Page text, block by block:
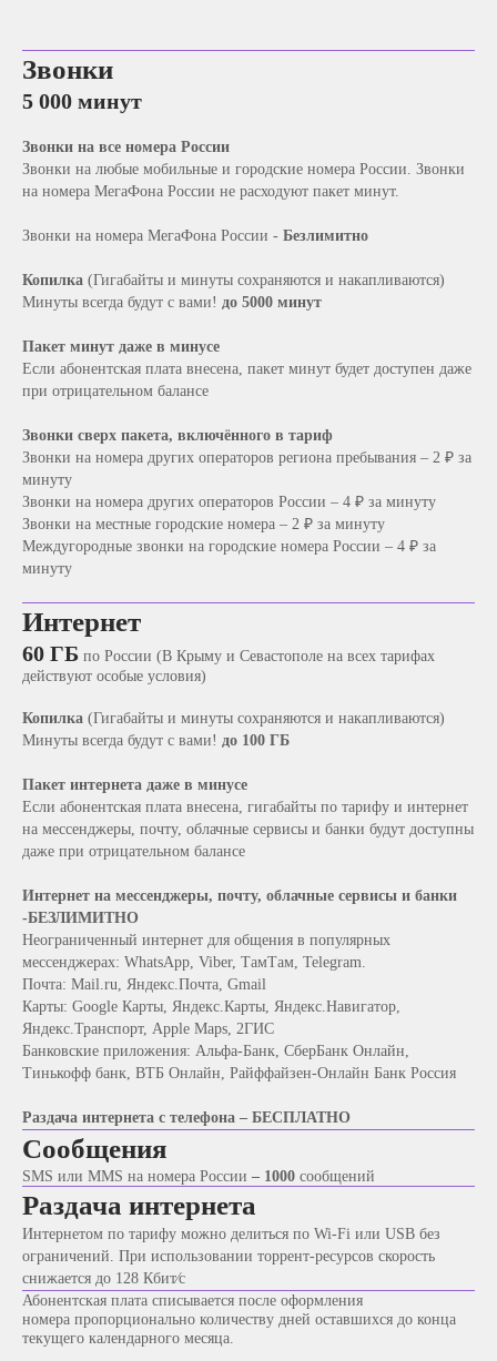
Звонки
5 000 минут
Звонки на все номера России
Звонки на любые мобильные и городские номера России. Звонки
на номера МегаФона России не расходуют пакет минут.
Звонки на номера МегаФона России - Безлимитно
Копилка (Гигабайты и минуты сохраняются и накапливаются)
Минуты всегда будут с вами! до 5000 минут
Пакет минут даже в минусе
Если абонентская плата внесена, пакет минут будет доступен даже
при отрицательном балансе
Звонки сверх пакета, включённого в тариф
Звонки на номера других операторов региона пребывания – 2 ₽ за
минуту
Звонки на номера других операторов России – 4 ₽ за минуту
Звонки на местные городские номера – 2 ₽ за минуту
Междугородные звонки на городские номера России – 4 ₽ за
минуту
Интернет
60 ГБ по России (В Крыму и Севастополе на всех тарифах
действуют особые условия)
Копилка (Гигабайты и минуты сохраняются и накапливаются)
Минуты всегда будут с вами! до 100 ГБ
Пакет интернета даже в минусе
Если абонентская плата внесена, гигабайты по тарифу и интернет
на мессенджеры, почту, облачные сервисы и банки будут доступны
даже при отрицательном балансе
Интернет на мессенджеры, почту, облачные сервисы и банки
-БЕЗЛИМИТНО
Неограниченный интернет для общения в популярных
мессенджерах: WhatsApp, Viber, ТамТам, Telegram.
Почта: Mail.ru, Яндекс.Почта, Gmail
Карты: Google Карты, Яндекс.Карты, Яндекс.Навигатор,
Яндекс.Транспорт, Apple Maps, 2ГИС
Банковские приложения: Альфа‑Банк, СберБанк Онлайн,
Тинькофф банк, ВТБ Онлайн, Райффайзен‑Онлайн Банк Россия
Раздача интернета c телефона – БЕСПЛАТНО
Сообщения
SMS или MMS на номера России – 1000 сообщений
Раздача интернета
Интернетом по тарифу можно делиться по Wi‑Fi или USB без
ограничений. При использовании торрент‑ресурсов скорость
снижается до 128 Кбит⁄с
Абонентская плата списывается после оформления
номера пропорционально количеству дней оставшихся до конца
текущего календарного месяца.
ответим на все возникшие вопросы.
Для юридических лиц
Остались вопросы?
Выберите форму юридического лица
Я согласен с политикой конфиденциальности
Консультация